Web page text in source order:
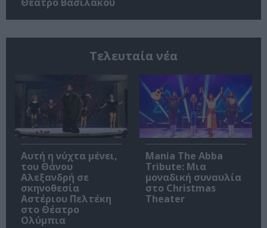
Τελευταία νέα
Αυτή η νύχτα μένει,
του Θάνου
Αλεξανδρή σε
σκηνοθεσία
Αστέριου Πελτέκη
στο Θέατρο
Ολύμπια
Mania The Abba
Tribute: Μια
μοναδική συναυλία
στο Christmas
Theater